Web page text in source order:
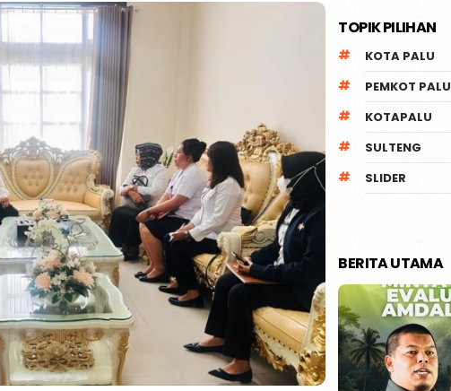
TOPIK PILIHAN
KOTA PALU
PEMKOT PALU
KOTAPALU
SULTENG
SLIDER
BERITA UTAMA